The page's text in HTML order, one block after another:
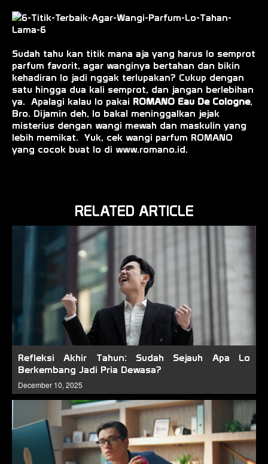
Sudah tahu kan titik mana aja yang harus lo semprot
parfum favorit, agar wanginya bertahan dan bikin
kehadiran lo jadi nggak terlupakan? Cukup dengan
satu hingga dua kali semprot, dan jangan berlebihan
ya. Apalagi kalau lo pakai ROMANO Eau De Cologne,
Bro. Dijamin deh, lo bakal meninggalkan jejak
misterius dengan wangi mewah dan maskulin yang
lebih memikat. Yuk, cek wangi parfum ROMANO
yang cocok buat lo di www.romano.id.
RELATED ARTICLE
Refleksi Akhir Tahun: Sudah Sejauh Apa Lo
Berkembang Jadi Pria Dewasa?
December 10, 2025